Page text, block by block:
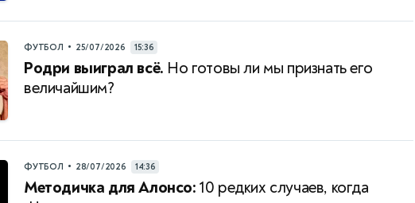
ФУТБОЛ • 25/07/2026 15:36
Родри выиграл всё. Но готовы ли мы признать его
величайшим?
ФУТБОЛ • 28/07/2026 14:36
Методичка для Алонсо: 10 редких случаев, когда